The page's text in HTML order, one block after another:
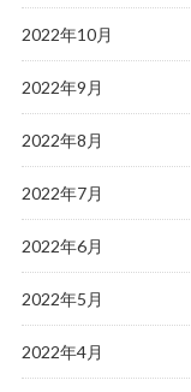
2022年10月
2022年9月
2022年8月
2022年7月
2022年6月
2022年5月
2022年4月